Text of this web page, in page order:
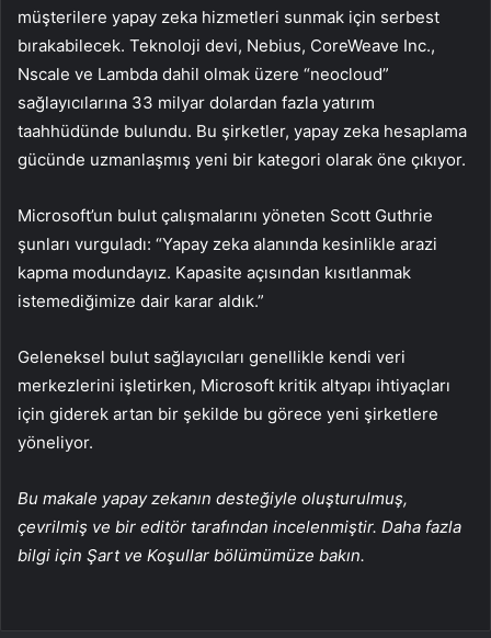
müşterilere yapay zeka hizmetleri sunmak için serbest
bırakabilecek. Teknoloji devi, Nebius, CoreWeave Inc.,
Nscale ve Lambda dahil olmak üzere “neocloud”
sağlayıcılarına 33 milyar dolardan fazla yatırım
taahhüdünde bulundu. Bu şirketler, yapay zeka hesaplama
gücünde uzmanlaşmış yeni bir kategori olarak öne çıkıyor.
Microsoft’un bulut çalışmalarını yöneten Scott Guthrie
şunları vurguladı: “Yapay zeka alanında kesinlikle arazi
kapma modundayız. Kapasite açısından kısıtlanmak
istemediğimize dair karar aldık.”
Geleneksel bulut sağlayıcıları genellikle kendi veri
merkezlerini işletirken, Microsoft kritik altyapı ihtiyaçları
için giderek artan bir şekilde bu görece yeni şirketlere
yöneliyor.
Bu makale yapay zekanın desteğiyle oluşturulmuş,
çevrilmiş ve bir editör tarafından incelenmiştir. Daha fazla
bilgi için Şart ve Koşullar bölümümüze bakın.